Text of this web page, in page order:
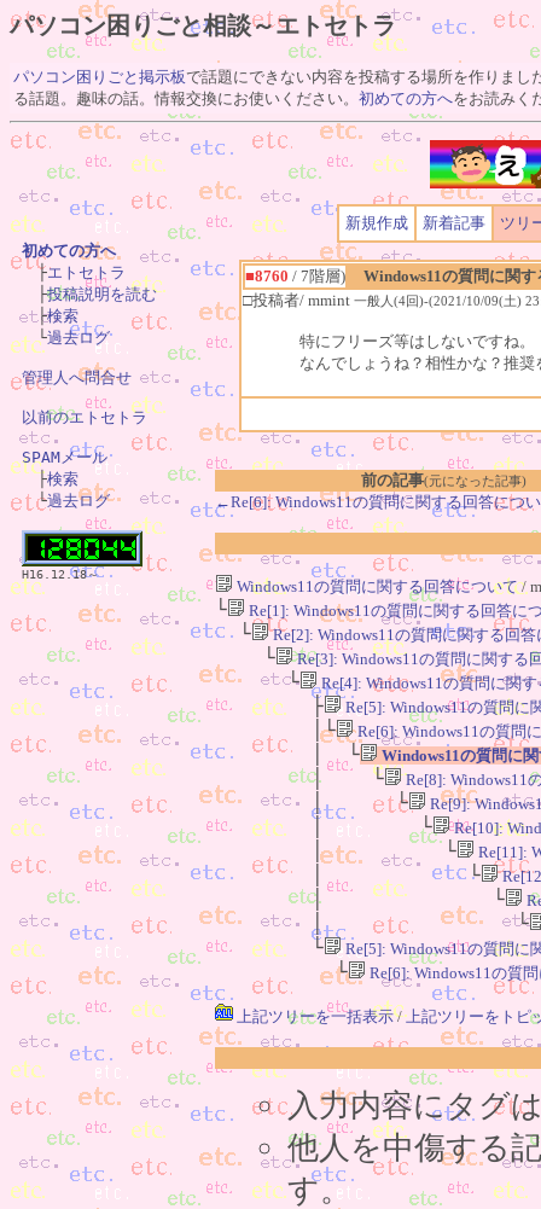
パソコン困りごと相談～エトセトラ
パソコン困りごと掲示板で話題にできない内容を投稿する場所を作りまし
る話題。趣味の話。情報交換にお使いください。 初めての方へをお読みく
新規作成 新着記事 ツリ
■8760 / 7階層)
Windows11の質問に関
□投稿者/ mmint 一般人(4回)-(2021/10/09(土)
特にフリーズ等はしないですね。
なんでしょうね？相性かな？推
前の記事(元になった記事)
←Re[6]: Windows11の質問に関する回答につ
Windows11の質問に関する回答について/
└ Re[1]: Windows11の質問に関する回答に
└ Re[2]: Windows11の質問に関する回答
└ Re[3]: Windows11の質問に関する
└ Re[4]: Windows11の質問に関
├ Re[5]: Windows11の質問に
│└ Re[6]: Windows11の質問
│ └ Windows11の質問に
│ └ Re[8]: Windows11
│ └ Re[9]:
│ └ Re[10]:
│ └ Re[11]:
│ └
│ └
│ └
└
Re[5]: Windows11の質問に
└ Re[6]: Windows11の質
上記ツリーを一括表示/上記ツリーをトピ
入力内容にタグ
他人を中傷する
す。
初めての方へ
├エトセトラ
├投稿説明を読む
├検索
└過去ログ
管理人へ問合せ
以前のエトセトラ
SPAMメール
├検索
└過去ログ
H16.12.18～